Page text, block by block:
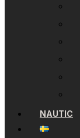
NAUTIC